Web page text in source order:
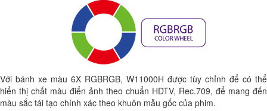
Với bánh xe màu 6X RGBRGB, W11000H được tùy chỉnh để có thể
hiển thị chất màu điển ảnh theo chuẩn HDTV, Rec.709, để mang đến
màu sắc tái tạo chính xác theo khuôn mẫu gốc của phim.